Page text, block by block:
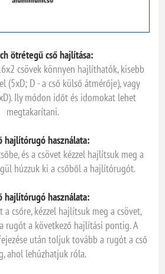
ötrétegű cső hajlítása:
csövek könnyen hajlíthatók, kisebb
(5xD; D - a cső külső átmérője), vagy
Ily módon időt és idomokat lehet
megtakarítani.
hajlítórugó használata:
és a csövet kézzel hajlítsuk meg a
húzzuk ki a csőből a hajlítórugót.
hajlítórugó használata:
csőre, kézzel hajlítsuk meg a csövet,
rugót a következő hajlítási pontig. A
után toljuk tovább a rugót a cső
ahol lehúzhatjuk róla.